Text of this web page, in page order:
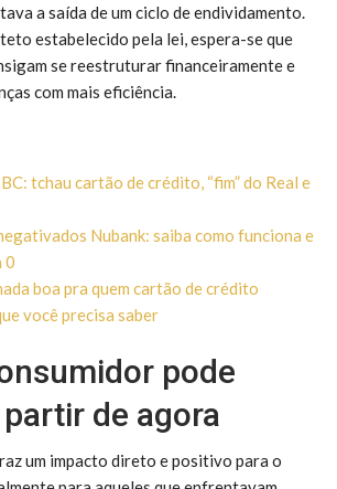
a saída de um ciclo de endividamento.
estabelecido pela lei, espera-se que
se reestruturar financeiramente e
com mais eficiência.
tchau cartão de crédito, “fim” do Real e
Nubank: saiba como funciona e
0
boa pra quem cartão de crédito
você precisa saber
pode
de agora
um impacto direto e positivo para o